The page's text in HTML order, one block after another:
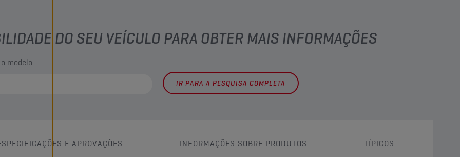
DO SEU VEÍCULO PARA OBTER MAIS INFORMAÇÕES
modelo
IR PARA A PESQUISA COMPLETA
E APROVAÇÕES INFORMAÇÕES SOBRE PRODUTOS TÍPICOS